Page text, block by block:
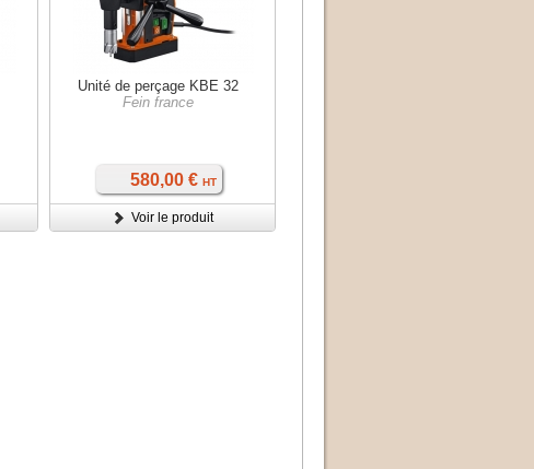
Unité de perçage KBE 32
Fein france
580,00 € HT
Voir le produit